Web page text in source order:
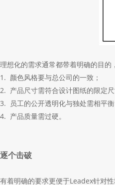
理想化的需求通常都带着明确的目的，
1. 颜色风格要与总公司的一致；
2. 产品尺寸需符合设计图纸的限定尺
3. 员工的公开透明化与独处需相平衡
4. 产品质量需过硬。
逐个击破
有着明确的要求更便于Leadex针对